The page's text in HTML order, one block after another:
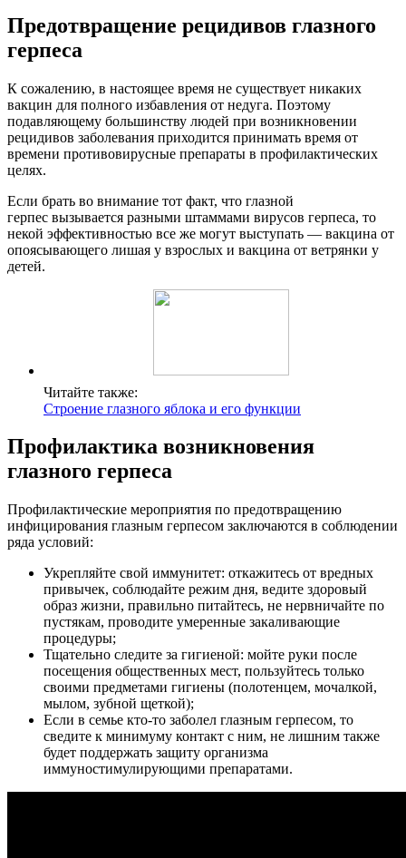
Предотвращение рецидивов глазного
герпеса
К сожалению, в настоящее время не существует никаких
вакцин для полного избавления от недуга. Поэтому
подавляющему большинству людей при возникновении
рецидивов заболевания приходится принимать время от
времени противовирусные препараты в профилактических
целях.
Если брать во внимание тот факт, что глазной
герпес вызывается разными штаммами вирусов герпеса, то
некой эффективностью все же могут выступать — вакцина от
опоясывающего лишая у взрослых и вакцина от ветрянки у
детей.
Читайте также:
Строение глазного яблока и его функции
Профилактика возникновения
глазного герпеса
Профилактические мероприятия по предотвращению
инфицирования глазным герпесом заключаются в соблюдении
ряда условий:
Укрепляйте свой иммунитет: откажитесь от вредных
привычек, соблюдайте режим дня, ведите здоровый
образ жизни, правильно питайтесь, не нервничайте по
пустякам, проводите умеренные закаливающие
процедуры;
Тщательно следите за гигиеной: мойте руки после
посещения общественных мест, пользуйтесь только
своими предметами гигиены (полотенцем, мочалкой,
мылом, зубной щеткой);
Если в семье кто-то заболел глазным герпесом, то
сведите к минимуму контакт с ним, не лишним также
будет поддержать защиту организма
иммуностимулирующими препаратами.